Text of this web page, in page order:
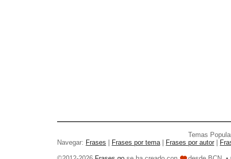
Temas
Navegar: Frases Frases por tema| Frases por autor